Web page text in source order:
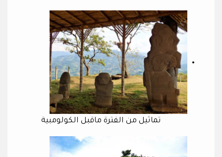
تماثيل من الفترة ماقبل الكولومبية